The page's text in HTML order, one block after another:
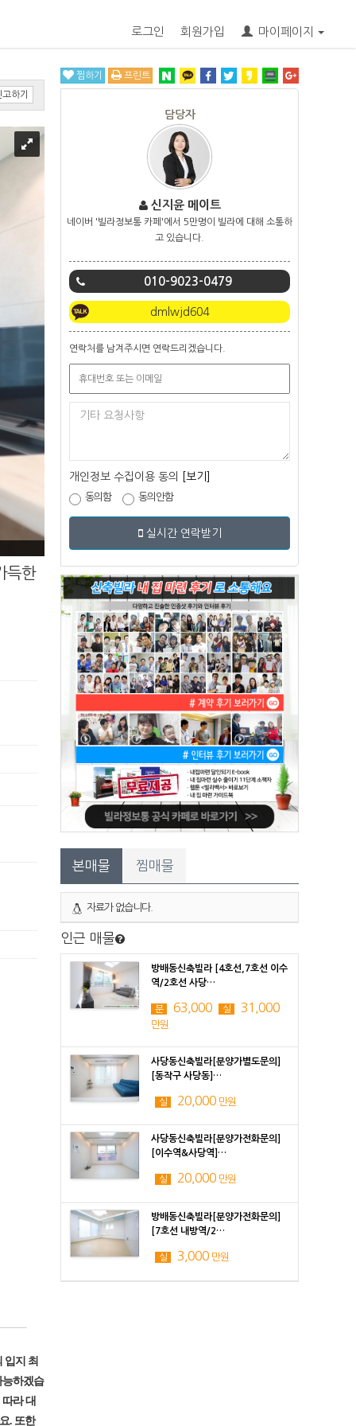
로그인 회원가입 마이페이지
고하기
득한
입지 최
능하겠습
라 대
. 또한
찜하기 프린트
담당자
신지윤 메이트
네이버 '빌라정보통 카페'에서 5만명이 빌라에 대해 소통하
고 있습니다.
010-9023-0479
dmlwjd604
연락처를 남겨주시면 연락드리겠습니다.
개인정보 수집이용 동의 [보기]
동의함 동의안함
실시간 연락받기
본매물 찜매물
자료가 없습니다.
인근 매물
방배동신축빌라 [4호선,7호선 이수
역/2호선 사당…
분 63,000 실 31,000
만원
사당동신축빌라[분양가별도문의]
[동작구 사당동]…
실 20,000 만원
사당동신축빌라[분양가전화문의]
[이수역&사당역]…
실 20,000 만원
방배동신축빌라[분양가전화문의]
[7호선 내방역/2…
실 3,000 만원